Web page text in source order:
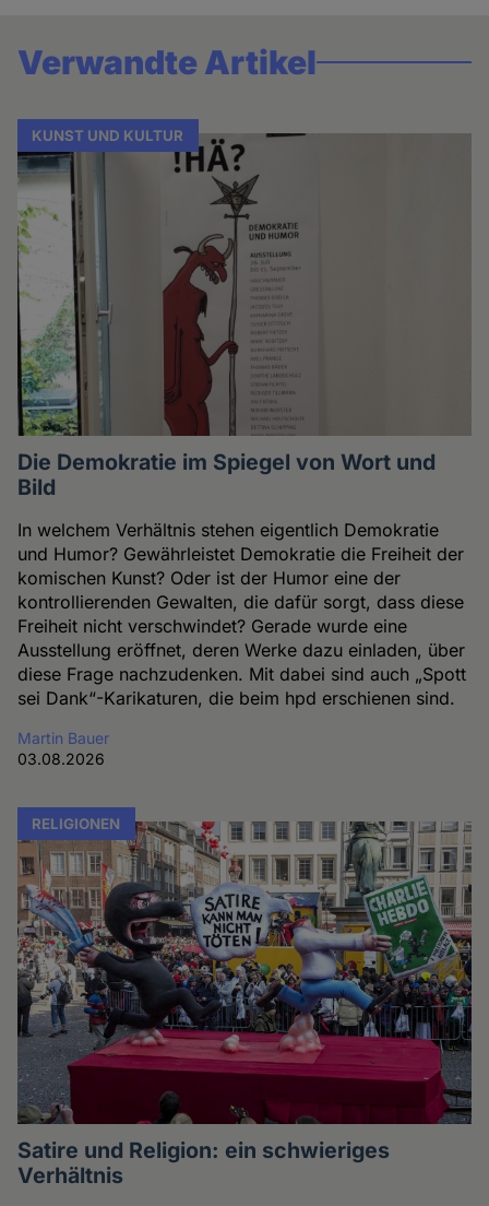
Verwandte Artikel
KUNST UND KULTUR
Die Demokratie im Spiegel von Wort und
Bild
In welchem Verhältnis stehen eigentlich Demokratie
und Humor? Gewährleistet Demokratie die Freiheit der
komischen Kunst? Oder ist der Humor eine der
kontrollierenden Gewalten, die dafür sorgt, dass diese
Freiheit nicht verschwindet? Gerade wurde eine
Ausstellung eröffnet, deren Werke dazu einladen, über
diese Frage nachzudenken. Mit dabei sind auch „Spott
sei Dank“-Karikaturen, die beim hpd erschienen sind.
Martin Bauer
03.08.2026
RELIGIONEN
Satire und Religion: ein schwieriges
Verhältnis